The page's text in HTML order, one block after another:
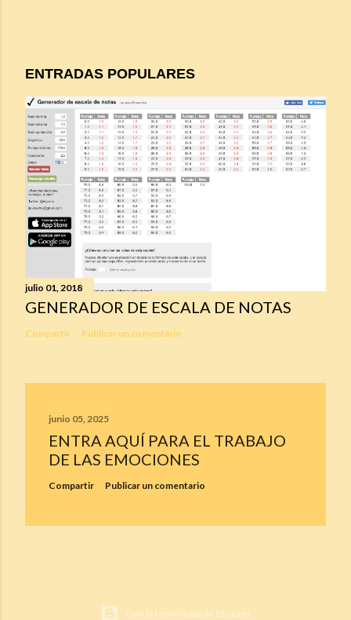
ENTRADAS POPULARES
julio 01, 2018
GENERADOR DE ESCALA DE NOTAS
Compartir Publicar un comentario
junio 05, 2025
ENTRA AQUÍ PARA EL TRABAJO
DE LAS EMOCIONES
Compartir Publicar un comentario
Con la tecnología de Blogger